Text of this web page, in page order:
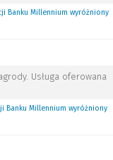
Banku Millennium wyróżniony
Usługa oferowana
Banku Millennium wyróżniony